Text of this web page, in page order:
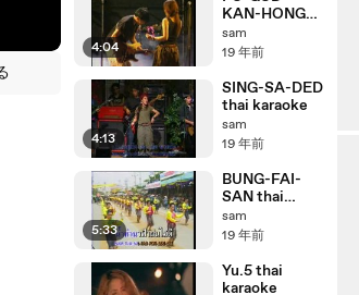
4:04
KAN-HONG-
NAM thai
karaoke
sam
19 年前
4:13
SING-SA-DED
thai karaoke
sam
19 年前
5:33
BUNG-FAI-
SAN thai
karaoke
sam
19 年前
Yu.5 thai
karaoke